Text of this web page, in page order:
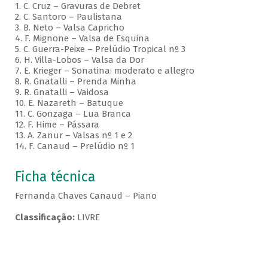
1. C. Cruz – Gravuras de Debret
2. C. Santoro – Paulistana
3. B. Neto – Valsa Capricho
4. F. Mignone – Valsa de Esquina
5. C. Guerra-Peixe – Prelúdio Tropical nº 3
6. H. Villa-Lobos – Valsa da Dor
7. E. Krieger – Sonatina: moderato e allegro
8. R. Gnatalli – Prenda Minha
9. R. Gnatalli – Vaidosa
10. E. Nazareth – Batuque
11. C. Gonzaga – Lua Branca
12. F. Hime – Pássara
13. A. Zanur – Valsas nº 1 e 2
14. F. Canaud – Prelúdio nº 1
Ficha técnica
Fernanda Chaves Canaud – Piano
Classificação:LIVRE